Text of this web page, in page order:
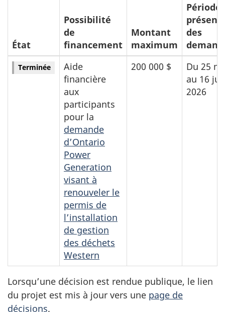
État
Possibilité
de
financement
Montant
maximum
Période
des
Terminée
Aide
financière
aux
participants
pour la
demande
d’Ontario
Power
Generation
visant à
renouveler le
permis de
l’installation
de gestion
des déchets
Western
200 000 $
Du 25
au 16
2026
Lorsqu’une décision est rendue publique, le lien
du projet est mis à jour vers une page de
décisions.